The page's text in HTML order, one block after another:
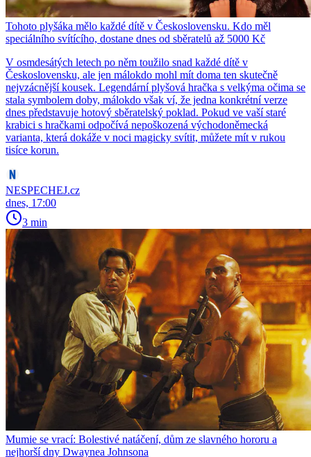
Tohoto plyšáka mělo každé dítě v Československu. Kdo měl
speciálního svítícího, dostane dnes od sběratelů až 5000 Kč
V osmdesátých letech po něm toužilo snad každé dítě v
Československu, ale jen málokdo mohl mít doma ten skutečně
nejvzácnější kousek. Legendární plyšová hračka s velkýma očima se
stala symbolem doby, málokdo však ví, že jedna konkrétní verze
dnes představuje hotový sběratelský poklad. Pokud ve vaší staré
krabici s hračkami odpočívá nepoškozená východoněmecká
varianta, která dokáže v noci magicky svítit, můžete mít v rukou
tisíce korun.
NESPECHEJ.cz
dnes, 17:00
3 min
Mumie se vrací: Bolestivé natáčení, dům ze slavného hororu a
nejhorší dny Dwaynea Johnsona